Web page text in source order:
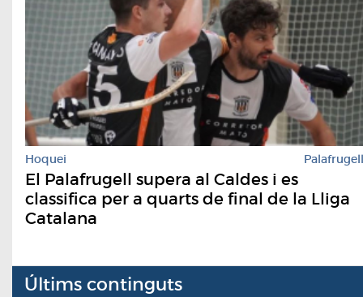
Hoquei Palafrugell
El Palafrugell supera al Caldes i es
classifica per a quarts de final de la Lliga
Catalana
Últims continguts